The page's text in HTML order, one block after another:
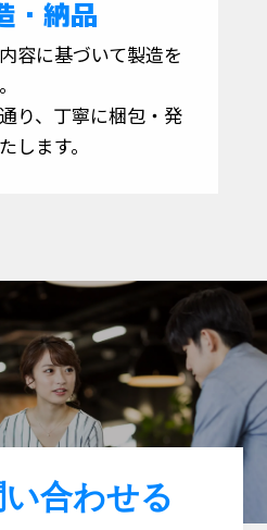
・納品
容に基づいて製造を
り、丁寧に梱包・発
します。
合わせる